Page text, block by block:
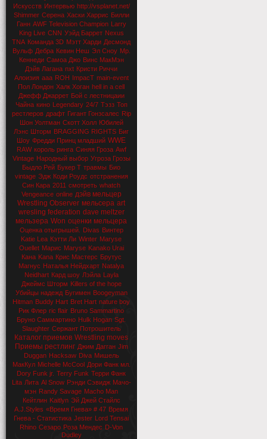
Искусств Интервью http://vsplanet.net/
Shimmer Серена Хаски Харрис Билли
Ганн AWF Television Champion Larry
King Live CNN Уэйд Баррет Nexus
TNA Команда 3D Мэтт Харди Десмонд
Вульф Дебра Кевин Неш Эл Сноу Мр.
Кеннеди Самоа Джо Винс МакМэн
Дэйв Лагана nxt Кристи Риччи
Алоизия aaa ROH ImpacT main-event
Пол Лондон Халк Хоган hell in a cell
Джефф Джаррет Бой с лестницаии
Чайна кино Legendary 24/7 Тэзз Топ
рестлеров драфт Гигант Гонзсалес Rip
Шон Уолтман Скотт Холл Юбилей
Лэнс Шторм BRAGGING RIGHTS Биг
Шоу Фредди Принц младший WWE
RAW король ринга Синяя Гроза Awf
Vintage Народный выбор Угроза Грозы
Быдло Рей Букер Т травмы Био
vintage Эдж Коди Роудс отстранения
Син Кара 2011 смотреть whatch
Vengeance online дэйв мельцер
Wrestling Observer мельсера art
wresling federation dave meltzer
мельзера Won оценки мельцера
Оценка отыгрышей. Divas Винтер
Katie Lea Кэтти Ли Winter Maryse
Ouellet Марис Maryse Kanako Urai
Кана Kana Крис Мастерс Брутус
Магнус Наталья Нейдхарт Natalya
Neidhart Кард шоу Лэйла Layla
Джеймс Шторм Killers of the hope
Убийцы надежд Бугимен Boogeyman
Hitman Buddy Hart Bret Hart nature boy
Рик Флер ric flair Bruno Sammartino
Бруно Саммартино Hulk Hogan Sgt.
Slaughter Сержант Потрошитель
Каталог приемов Wrestling moves
Приемы рестлинг Джим Дагган Jim
Duggan Hacksaw Diva Мишель
МакКул Michelle McCool Дори Фанк мл.
Dory Funk jr. Terry Funk Терри Фанк
Lita Лита Al Snow Рэнди Сэвидж Мачо-
мэн Randy Savage Macho Man
Кейтлин Kaitlyn Эй Джей Стайлс
A.J.Styles «Время Гнева» # 47 Время
Гнева - Статистика Jester Lord Tensai
Rhino Сезаро Роза Мендес D-Von
Dudley